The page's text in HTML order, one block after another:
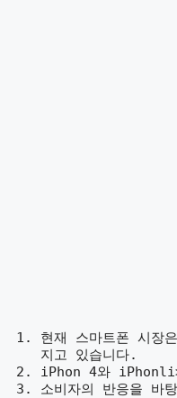
현재 스마트폰 시장
지고 있습니다.
iPhon 4와
소비자의 반응을